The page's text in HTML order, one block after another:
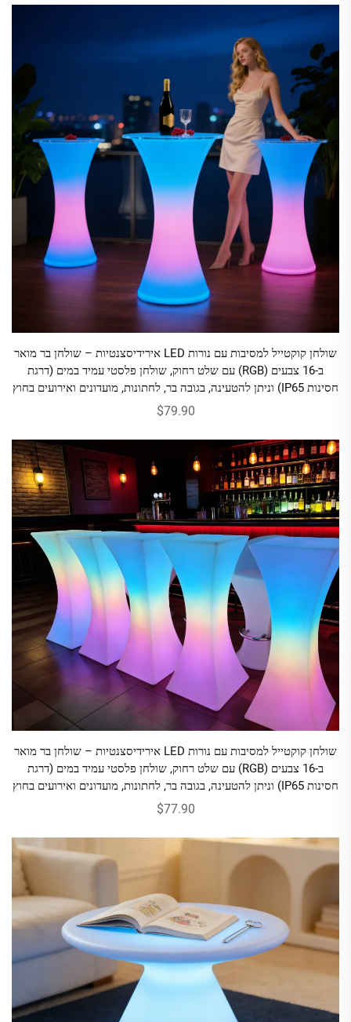
שולחן קוקטייל למסיבות עם נורות LED אירידיסצנטיות – שולחן בר מואר
ב-16 צבעים (RGB) עם שלט רחוק, שולחן פלסטי עמיד במים (דרגת
חסינות IP65) וניתן להטעינה, בגובה בר, לחתונות, מועדונים ואירועים בחוץ
$79.90
שולחן קוקטייל למסיבות עם נורות LED אירידיסצנטיות – שולחן בר מואר
ב-16 צבעים (RGB) עם שלט רחוק, שולחן פלסטי עמיד במים (דרגת
חסינות IP65) וניתן להטעינה, בגובה בר, לחתונות, מועדונים ואירועים בחוץ
$77.90